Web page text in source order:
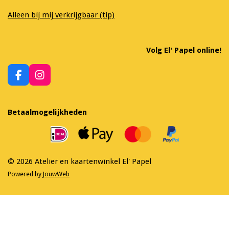
Alleen bij mij verkrijgbaar (tip)
Volg El' Papel online!
F
a
e
b
I
n
a
m
Betaalmogelijkheden
© 2026 Atelier en kaartenwinkel El' Papel
Powered by JouwWeb